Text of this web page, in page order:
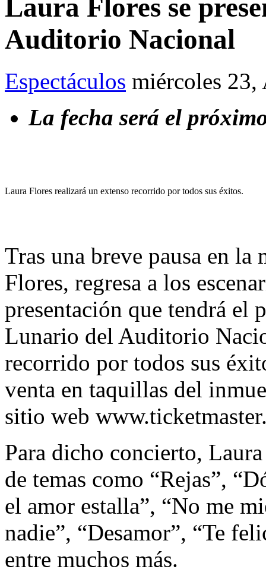
Laura Flores se
Auditorio Nacional
Espectáculos miércoles 23,
La fecha será el
Laura Flores realizará un extenso recorrido por todos sus éxitos.
Tras una breve pausa en
Flores, regresa a los
presentación que tendrá el
Lunario del Auditorio
recorrido por todos sus
venta en taquillas del
sitio web
Para dicho concierto,
de temas como “Rejas”,
el amor estalla”, “No me
nadie”, “Desamor”, “Te
entre muchos más.